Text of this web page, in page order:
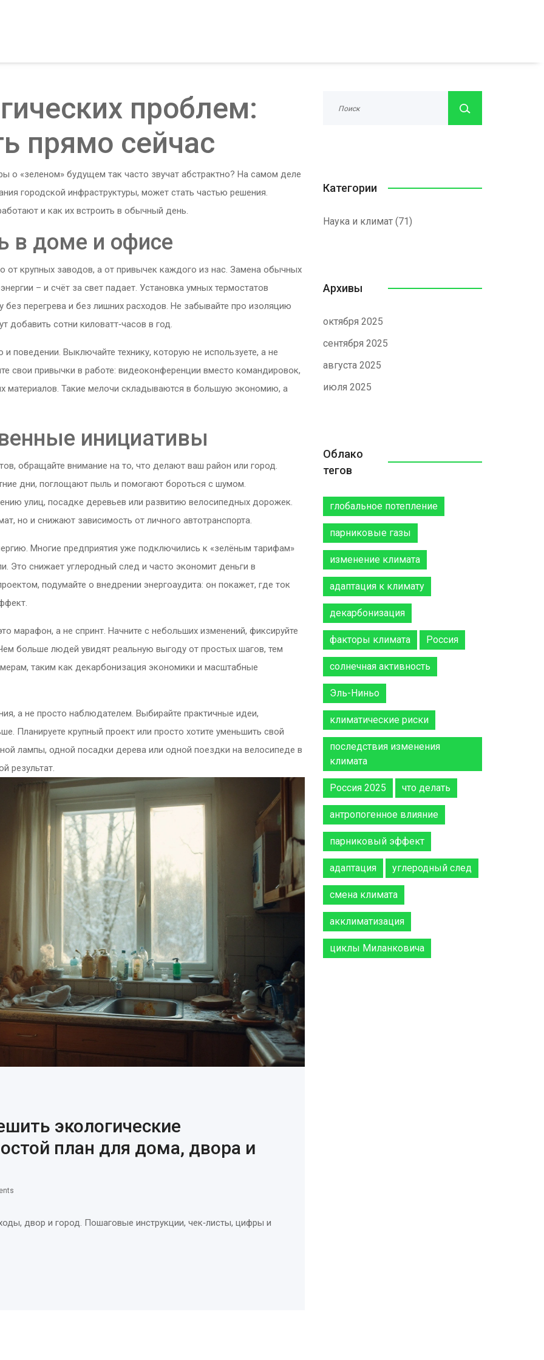
проблем:
прямо сейчас
о «зеленом» будущем так часто звучат абстрактно? На самом деле
городской инфраструктуры, может стать частью решения.
и как их встроить в обычный день.
в доме и офисе
от крупных заводов, а от привычек каждого из нас. Замена обычных
– и счёт за свет падает. Установка умных термостатов
перегрева и без лишних расходов. Не забывайте про изоляцию
добавить сотни киловатт‑часов в год.
поведении. Выключайте технику, которую не используете, а не
свои привычки в работе: видеоконференции вместо командировок,
материалов. Такие мелочи складываются в большую экономию, а
инициативы
обращайте внимание на то, что делают ваш район или город.
дни, поглощают пыль и помогают бороться с шумом.
улиц, посадке деревьев или развитию велосипедных дорожек.
но и снижают зависимость от личного автотранспорта.
Многие предприятия уже подключились к «зелёным тарифам»
Это снижает углеродный след и часто экономит деньги в
подумайте о внедрении энергоаудита: он покажет, где ток
марафон, а не спринт. Начните с небольших изменений, фиксируйте
больше людей увидят реальную выгоду от простых шагов, тем
таким как декарбонизация экономики и масштабные
а не просто наблюдателем. Выбирайте практичные идеи,
Планируете крупный проект или просто хотите уменьшить свой
лампы, одной посадки дерева или одной поездки на велосипеде в
результат.
экологические
план для дома, двора и
двор и город. Пошаговые инструкции, чек‑листы, цифры и
Категории
Наука и климат (71)
Архивы
октября 2025
сентября 2025
августа 2025
июля 2025
Облако
тегов
глобальное потепление
парниковые газы
изменение климата
адаптация к климату
декарбонизация
факторы климата Россия
солнечная активность
Эль-Ниньо
климатические риски
последствия изменения
климата
Россия 2025 что делать
антропогенное влияние
парниковый эффект
адаптация углеродный след
смена климата
акклиматизация
циклы Миланковича